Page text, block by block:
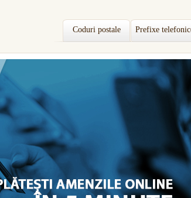
Coduri postale Prefixe